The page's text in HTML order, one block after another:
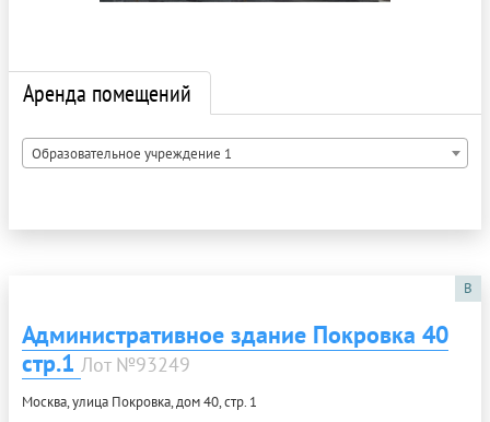
Аренда помещений
Образовательное учреждение 1
B
Административное здание Покровка 40
стр.1 Лот №93249
Москва, улица Покровка, дом 40, стр. 1